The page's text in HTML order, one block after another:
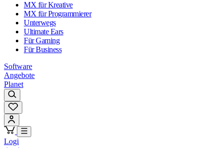
MX für Kreative
MX für Programmierer
Unterwegs
Ultimate Ears
Für Gaming
Für Business
Software
Angebote
Planet
Logi